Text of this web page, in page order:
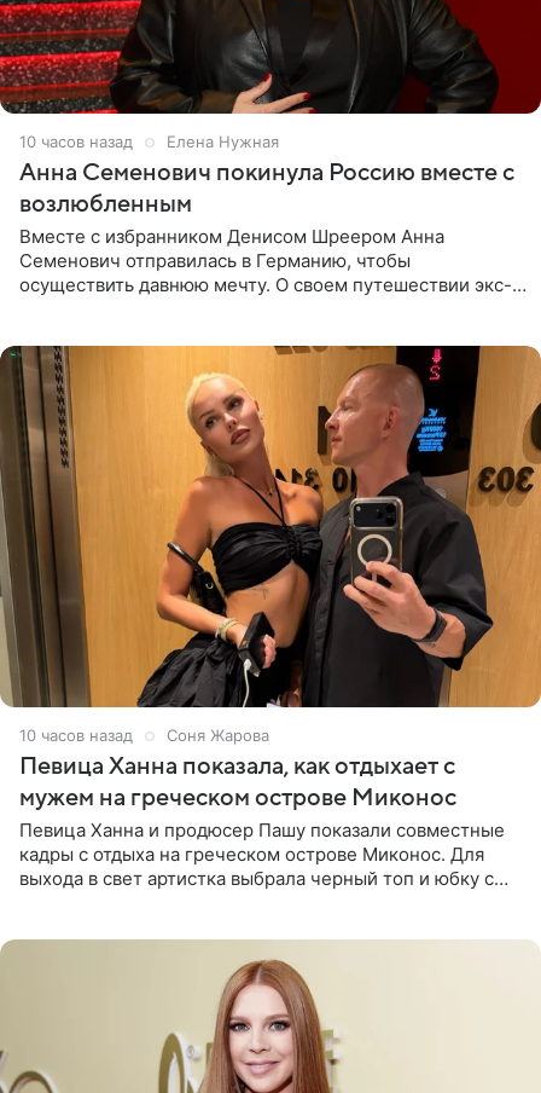
10 часов назад Елена Нужная
Анна Семенович покинула Россию вместе с
возлюбленным
Вместе с избранником Денисом Шреером Анна
Семенович отправилась в Германию, чтобы
осуществить давнюю мечту. О своем путешествии экс-
10 часов назад Соня Жарова
Певица Ханна показала, как отдыхает с
мужем на греческом острове Миконос
Певица Ханна и продюсер Пашу показали совместные
кадры с отдыха на греческом острове Миконос. Для
выхода в свет артистка выбрала черный топ и юбку с